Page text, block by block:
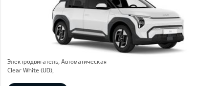
Электродвигатель, Автоматическая
Clear White (UD),